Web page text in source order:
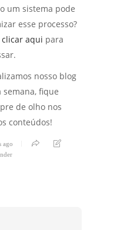
um sistema pode
esse processo?
clicar aqui para
nosso blog
semana, fique
de olho nos
conteúdos!
ago